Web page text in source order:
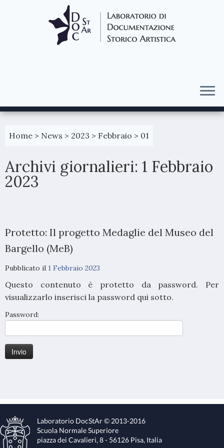
Passa
Home > News > 2023 > Febbraio > 01
Archivi giornalieri: 1 Febbraio
2023
Protetto: Il progetto Medaglie del Museo del
Bargello (MeB)
Pubblicato il 1 Febbraio 2023
Questo contenuto è protetto da password. Per
visualizzarlo inserisci la password qui sotto.
Password:
Laboratorio DocStAr © 2013-2016
Scuola Normale Superiore
piazza dei Cavalieri, 8 - 56126 Pisa, Italia